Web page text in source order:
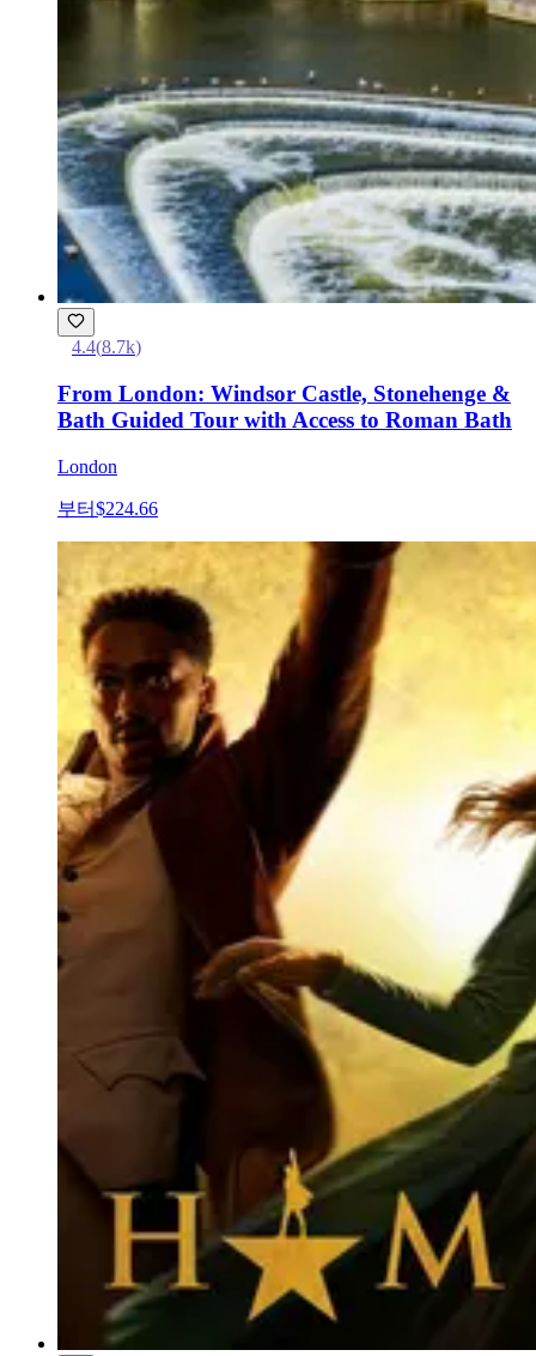
4.4(8.7k)
From London: Windsor Castle, Stonehenge &
Bath Guided Tour with Access to Roman Bath
London
부터$224.66